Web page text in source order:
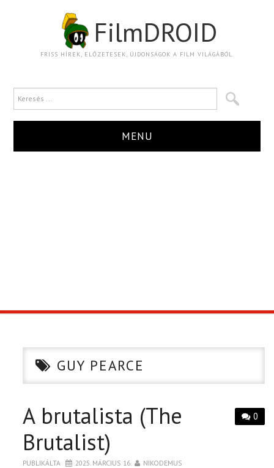
FilmDROID
FRISS HÍREK, ELŐZETESEK, ÚJDONSÁGOK A FILM VILÁGÁBÓL.
MENU
CIKK
PÓLÓ RENDELÉS
GUY PEARCE
0
A brutalista (The
Brutalist)
PUBLIKÁLTA 2025. MÁRCIUS 16. NIKODEMUS